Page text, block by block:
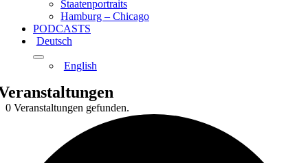
Staatenportraits
Hamburg – Chicago
PODCASTS
Deutsch
English
0 Veranstaltungen gefunden.